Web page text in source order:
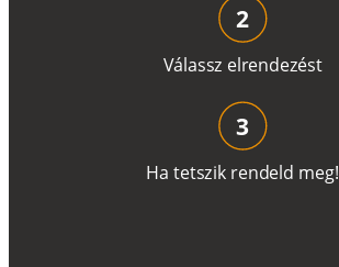
Válassz elrendezést
2
Ha tetszik rendeld meg!
3